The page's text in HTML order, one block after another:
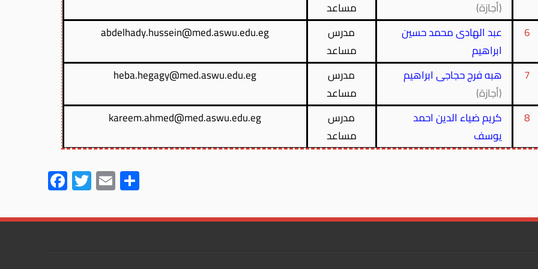
(أجازة)
مساعد
6
عبد الهادى محمد حسين
ابراهيم
مدرس
مساعد
abdelhady.hussein@med.aswu.edu.eg
7
هبه فرج حجاجى ابراهيم
(أجازة)
مدرس
مساعد
heba.hegagy@med.aswu.edu.eg
8
كريم ضياء الدين احمد
يوسف
مدرس
مساعد
kareem.ahmed@med.aswu.edu.eg
F
ac
e
o
T
wi
tt
E
m
ailar